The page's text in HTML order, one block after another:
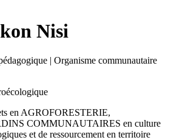
Nisi
| Organisme communautaire
en AGROFORESTERIE,
COMMUNAUTAIRES en culture
et de ressourcement en territoire